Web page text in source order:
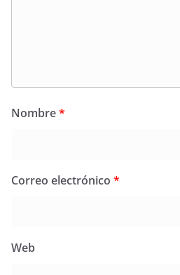
Nombre*
Correo electrónico *
Web